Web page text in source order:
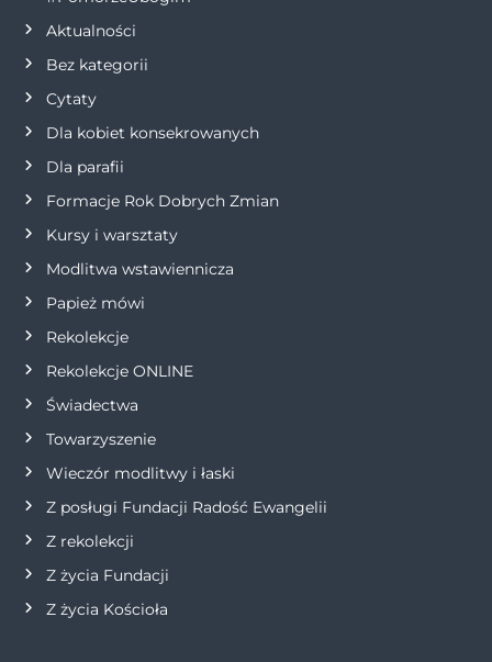
c
j
a
w
p
i
s
u
Aktualności
Bez kategorii
Cytaty
Dla kobiet konsekrowanych
Dla parafii
Formacje Rok Dobrych Zmian
Kursy i warsztaty
Modlitwa wstawiennicza
Papież mówi
Rekolekcje
Rekolekcje ONLINE
Świadectwa
Towarzyszenie
Wieczór modlitwy i łaski
Z posługi Fundacji Radość Ewangelii
Z rekolekcji
Z życia Fundacji
Z życia Kościoła